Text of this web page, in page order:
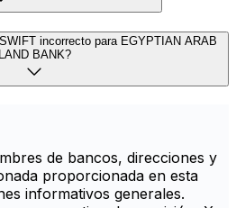
incorrecto para EGYPTIAN ARAB
LAND BANK?
de bancos, direcciones y
proporcionada en esta
informativos generales.